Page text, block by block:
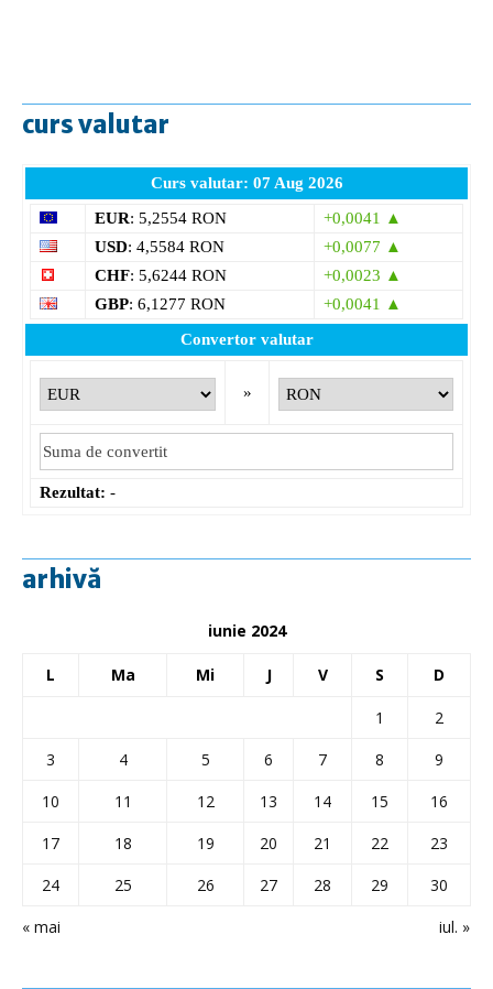
curs valutar
Curs valutar: 07 Aug 2026
EUR: 5,2554 RON
+0,0041 ▲
USD: 4,5584 RON
+0,0077 ▲
CHF: 5,6244 RON
+0,0023 ▲
GBP: 6,1277 RON
+0,0041 ▲
Convertor valutar
»
Rezultat: -
arhivă
iunie 2024
L Ma Mi J V S D
« mai iul. »
1
2
3
4 5 6 7 8
9
10
11 12 13 14 15
16
17
18 19 20 21 22
23
24
25 26 27 28 29 30